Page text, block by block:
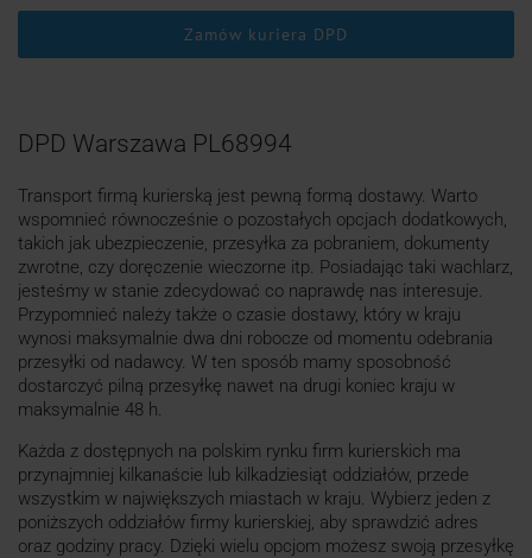
Zamów kuriera DPD
DPD Warszawa PL68994
Transport firmą kurierską jest pewną formą dostawy. Warto
wspomnieć równocześnie o pozostałych opcjach dodatkowych,
takich jak ubezpieczenie, przesyłka za pobraniem, dokumenty
zwrotne, czy doręczenie wieczorne itp. Posiadając taki wachlarz,
jesteśmy w stanie zdecydować co naprawdę nas interesuje.
Przypomnieć należy także o czasie dostawy, który w kraju
wynosi maksymalnie dwa dni robocze od momentu odebrania
przesyłki od nadawcy. W ten sposób mamy sposobność
dostarczyć pilną przesyłkę nawet na drugi koniec kraju w
maksymalnie 48 h.
Każda z dostępnych na polskim rynku firm kurierskich ma
przynajmniej kilkanaście lub kilkadziesiąt oddziałów, przede
wszystkim w największych miastach w kraju. Wybierz jeden z
poniższych oddziałów firmy kurierskiej, aby sprawdzić adres
oraz godziny pracy. Dzięki wielu opcjom możesz swoją przesyłkę